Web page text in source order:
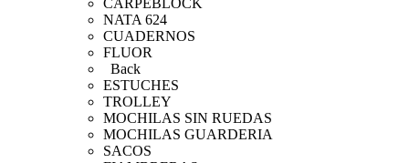
CARPEBLOCK
NATA 624
CUADERNOS
FLUOR
Back
ESTUCHES
TROLLEY
MOCHILAS SIN RUEDAS
MOCHILAS GUARDERIA
SACOS